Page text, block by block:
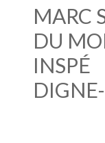
MARC
DU
INSPÉ